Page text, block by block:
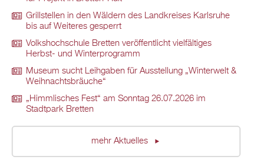
Grillstellen in den Wäldern des Landkreises Karlsruhe
bis auf Weiteres gesperrt
Volkshochschule Bretten veröffentlicht vielfältiges
Herbst- und Winterprogramm
Museum sucht Leihgaben für Ausstellung „Winterwelt &
Weihnachtsbräuche“
„Himmlisches Fest“ am Sonntag 26.07.2026 im
Stadtpark Bretten
mehr Aktuelles